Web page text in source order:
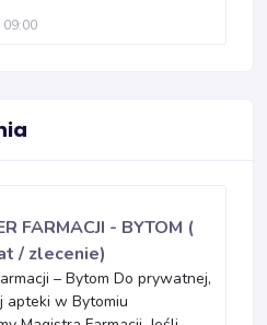
FARMACJI - BYTOM (
/ zlecenie)
– Bytom Do prywatnej,
apteki w Bytomiu